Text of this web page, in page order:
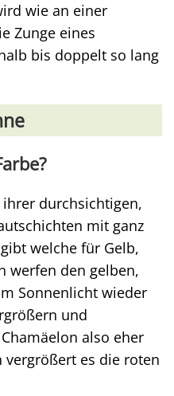
wie an einer
Zunge eines
bis doppelt so lang
durchsichtigen,
mit ganz
welche für Gelb,
werfen den gelben,
Sonnenlicht wieder
und
also eher
vergrößert es die roten